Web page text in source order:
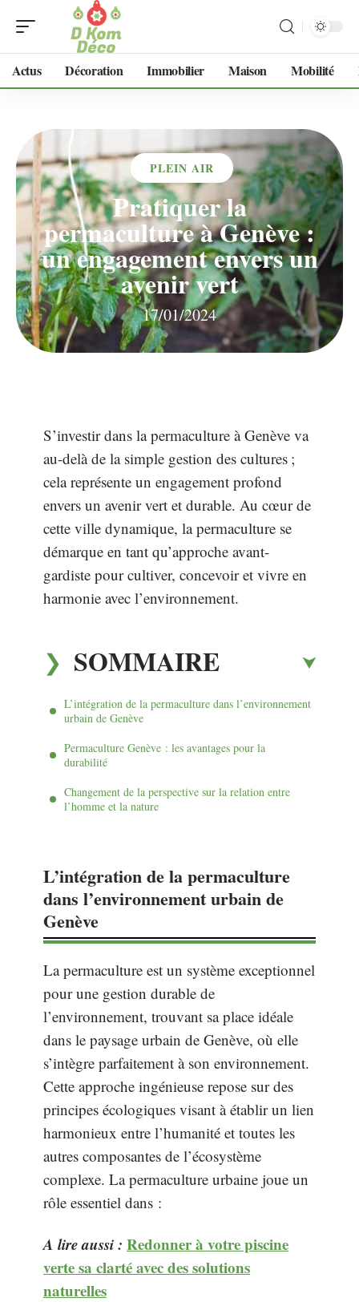
Actus Décoration Immobilier Maison Mobilité
PLEIN AIR
Pratiquer la
permaculture à Genève :
un engagement envers un
avenir vert
17/01/2024
S’investir dans la permaculture à Genève va
au-delà de la simple gestion des cultures ;
cela représente un engagement profond
envers un avenir vert et durable. Au cœur de
cette ville dynamique, la permaculture se
démarque en tant qu’approche avant-
gardiste pour cultiver, concevoir et vivre en
harmonie avec l’environnement.
SOMMAIRE
L’intégration de la permaculture dans l’environnement
urbain de Genève
Permaculture Genève : les avantages pour la
durabilité
Changement de la perspective sur la relation entre
l’homme et la nature
L’intégration de la permaculture
dans l’environnement urbain de
Genève
La permaculture est un système exceptionnel
pour une gestion durable de
l’environnement, trouvant sa place idéale
dans le paysage urbain de Genève, où elle
s’intègre parfaitement à son environnement.
Cette approche ingénieuse repose sur des
principes écologiques visant à établir un lien
harmonieux entre l’humanité et toutes les
autres composantes de l’écosystème
complexe. La permaculture urbaine joue un
rôle essentiel dans :
A lire aussi : Redonner à votre piscine
verte sa clarté avec des solutions
naturelles